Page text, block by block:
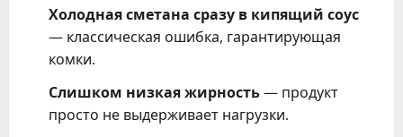
Холодная сметана сразу в кипящий соус
— классическая ошибка, гарантирующая
комки.
Слишком низкая жирность— продукт
просто не выдерживает нагрузки.